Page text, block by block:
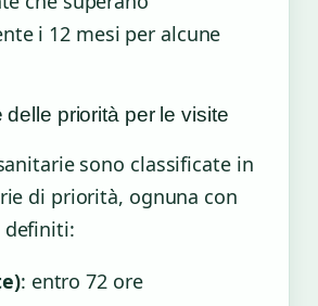
i 12 mesi per alcune
priorità per le visite
sono classificate in
di priorità, ognuna con
definiti:
: entro 72 ore